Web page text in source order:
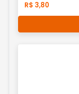
R$ 3,80